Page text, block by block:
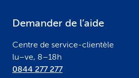
Demander de l’aide
Centre de service-clientèle
lu–ve, 8–18h
0844 277 277